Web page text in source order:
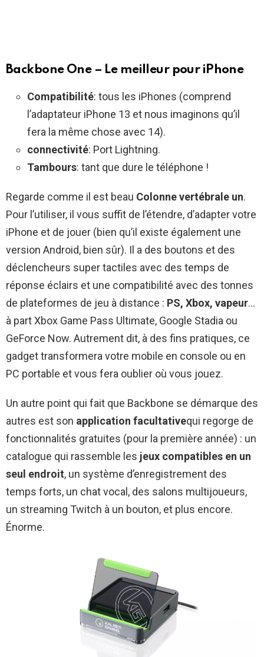
Backbone One – Le meilleur pour iPhone
Compatibilité: tous les iPhones (comprend
l’adaptateur iPhone 13 et nous imaginons qu’il
fera la même chose avec 14).
connectivité: Port Lightning.
Tambours: tant que dure le téléphone !
Regarde comme il est beau Colonne vertébrale un.
Pour l’utiliser, il vous suffit de l’étendre, d’adapter votre
iPhone et de jouer (bien qu’il existe également une
version Android, bien sûr). Il a des boutons et des
déclencheurs super tactiles avec des temps de
réponse éclairs et une compatibilité avec des tonnes
de plateformes de jeu à distance : PS, Xbox, vapeur…
à part Xbox Game Pass Ultimate, Google Stadia ou
GeForce Now. Autrement dit, à des fins pratiques, ce
gadget transformera votre mobile en console ou en
PC portable et vous fera oublier où vous jouez.
Un autre point qui fait que Backbone se démarque des
autres est son application facultativequi regorge de
fonctionnalités gratuites (pour la première année) : un
catalogue qui rassemble les jeux compatibles en un
seul endroit, un système d’enregistrement des
temps forts, un chat vocal, des salons multijoueurs,
un streaming Twitch à un bouton, et plus encore.
Énorme.